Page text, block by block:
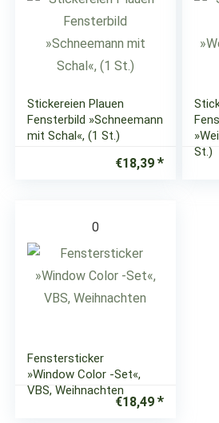
Stickereien Plauen
Fensterbild »Schneemann
mit Schal«, (1 St.)
€18,39
St.)
0
Fenstersticker
»Window Color -Set«,
VBS, Weihnachten
€18,49